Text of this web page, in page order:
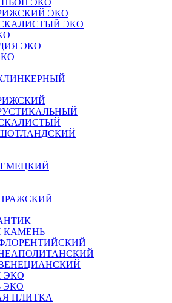
ЭКО
ЭКО
ЭКО
ЭКО
КАМЕНЬ
ЭКО
ЭКО
ПЛИТКА